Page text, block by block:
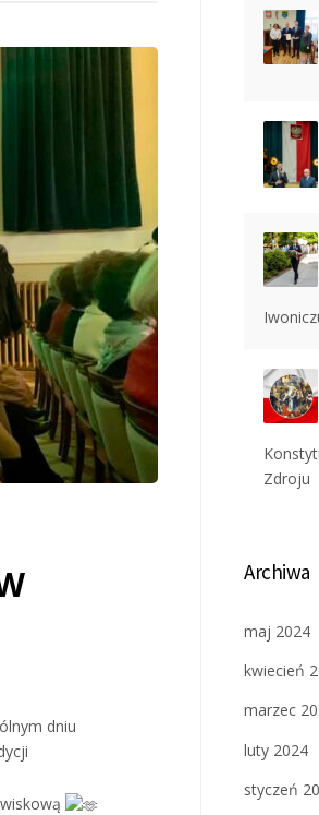
dniu
Zdroju
Archiwa
maj 2024
kwiecień
marzec
luty 2024
styczeń